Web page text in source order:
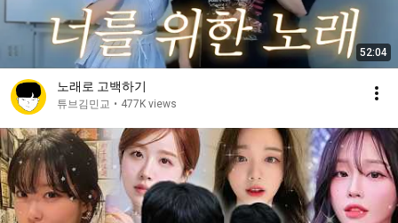
52:04
노래로 고백하기
튜브김민교 • 477K views